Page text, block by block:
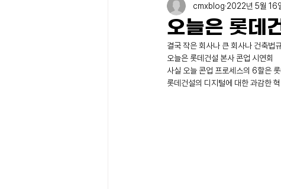
오늘은 롯데
cmxblog 2022년 5월 16
결국 작은 회사나 큰 회사나 건축법
오늘은 롯데건설 본사 콘업 시연회
사실 오늘 콘업 프로세스의 6할은
롯데건설의 디지털에 대한 과감한